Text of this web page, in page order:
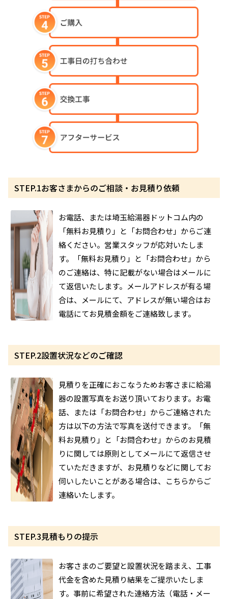
STEP.1お客さまからのご相談・お見積り依頼
お電話、または埼玉給湯器ドットコム内の
「無料お見積り」と「お問合わせ」からご連
絡ください。営業スタッフが応対いたしま
す。「無料お見積り」と「お問合わせ」から
のご連絡は、特に記載がない場合はメールに
て返信いたします。メールアドレスが有る場
合は、メールにて、アドレスが無い場合はお
電話にてお見積金額をご連絡致します。
STEP.2設置状況などのご確認
見積りを正確におこなうためお客さまに給湯
器の設置写真をお送り頂いております。お電
話、または「お問合わせ」からご連絡された
方は以下の方法で写真を送付できます。「無
料お見積り」と「お問合わせ」からのお見積
りに関しては原則としてメールにて返信させ
ていただきますが、お見積りなどに関してお
伺いしたいことがある場合は、こちらからご
連絡いたします。
STEP.3見積もりの提示
お客さまのご要望と設置状況を踏まえ、工事
代金を含めた見積り結果をご提示いたしま
す。事前に希望された連絡方法（電話・メー